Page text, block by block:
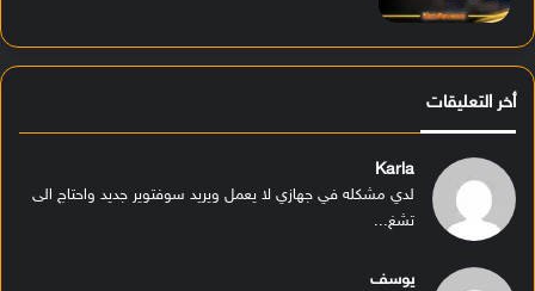
أخر التعليقات
Karla
لدي مشكله في جهازي لا يعمل ويريد سوفتوير جديد واحتاج الى
تشغ...
يوسف